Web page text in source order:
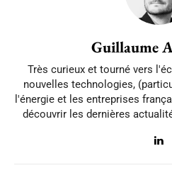
Guillaume
Très curieux et tourné vers
nouvelles technologies,
l'énergie et les entreprises
découvrir les dernières